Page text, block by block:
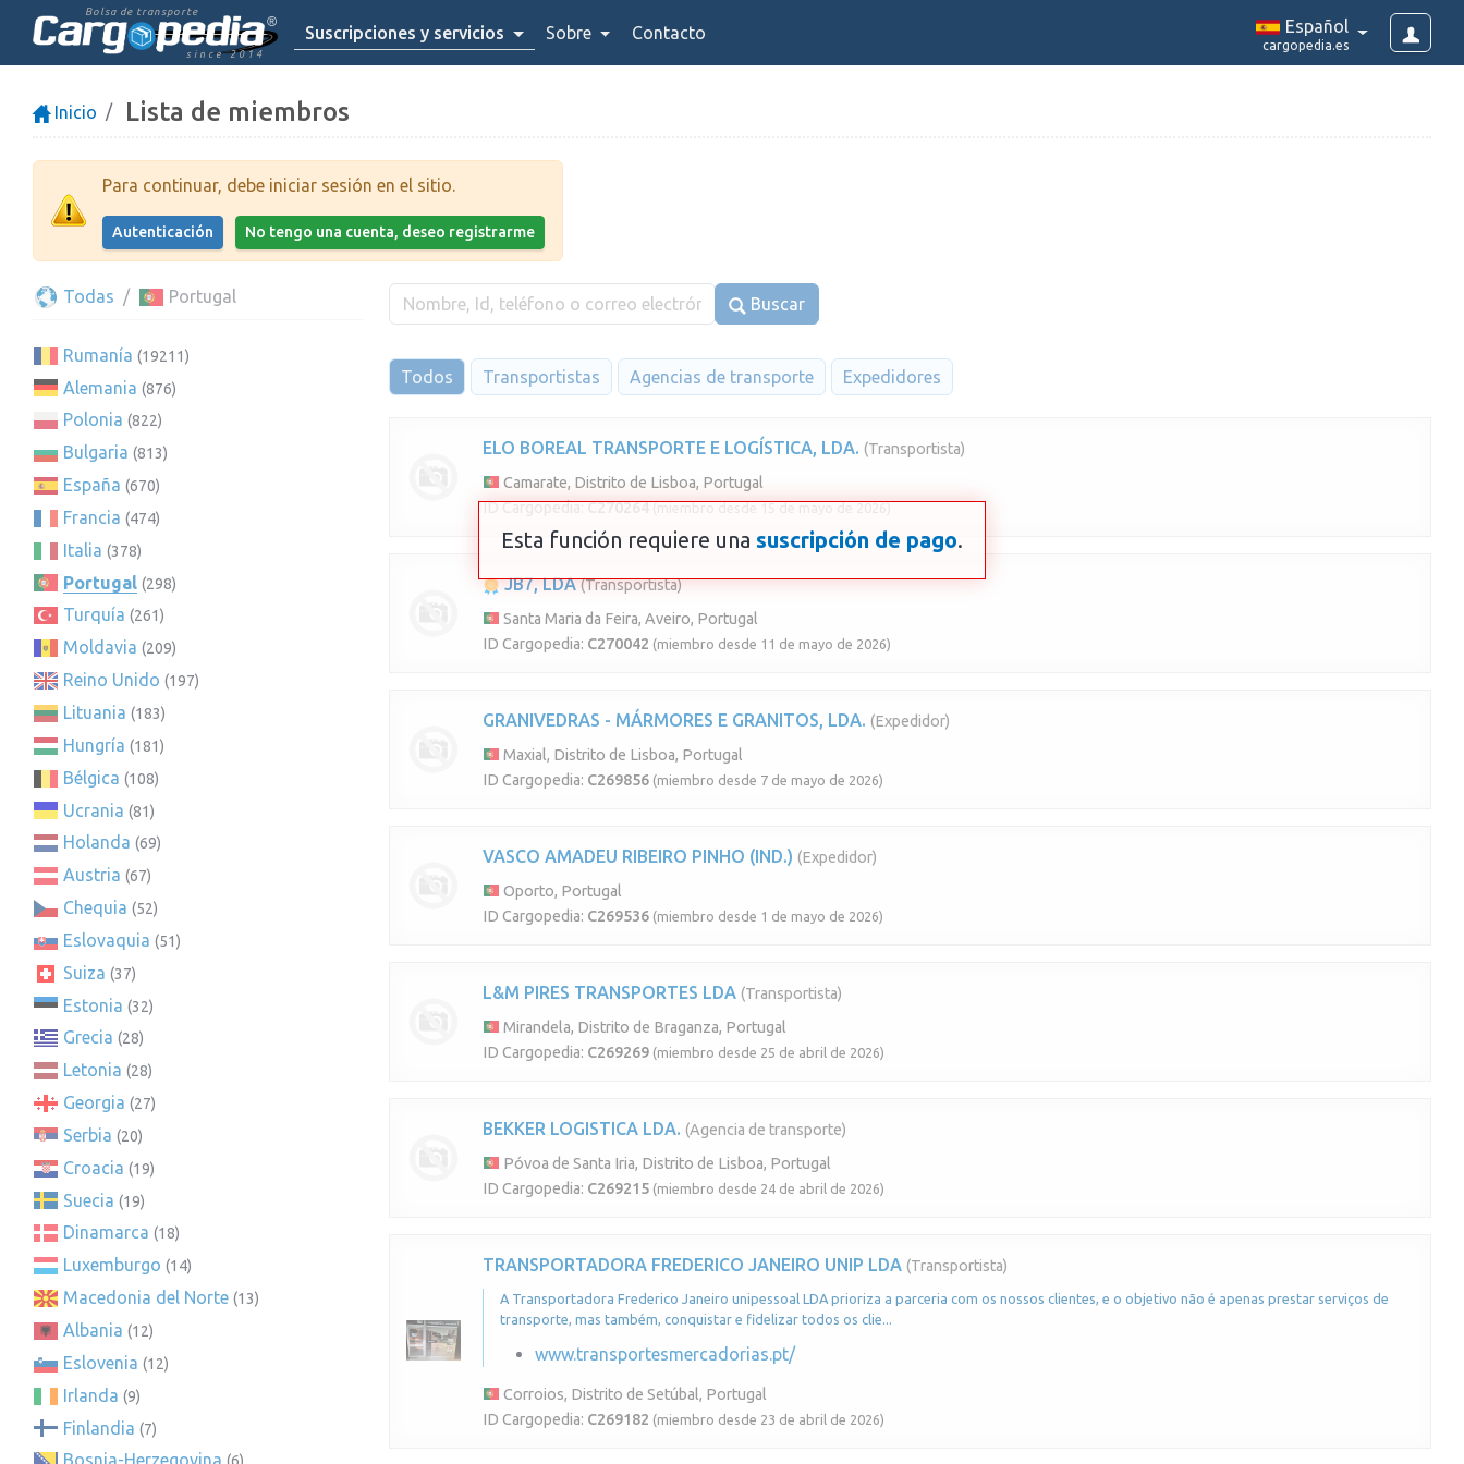
Bolsa de transporte
since 2014
Suscripciones y servicios Sobre Contacto Español
cargopedia.es
Inicio Lista de miembros
Para continuar, debe iniciar sesión en el sitio.
Autenticación No tengo una cuenta, deseo registrarme
Todas Portugal
Rumanía (19211)
Alemania (876)
Polonia (822)
Bulgaria (813)
España (670)
Francia (474)
Italia (378)
Portugal (298)
Turquía (261)
Moldavia (209)
Reino Unido (197)
Lituania (183)
Hungría (181)
Bélgica (108)
Ucrania (81)
Holanda (69)
Austria (67)
Chequia (52)
Eslovaquia (51)
Suiza (37)
Estonia (32)
Grecia (28)
Letonia (28)
Georgia (27)
Serbia (20)
Croacia (19)
Suecia (19)
Dinamarca (18)
Luxemburgo (14)
Macedonia del Norte (13)
Albania (12)
Eslovenia (12)
Irlanda (9)
Finlandia (7)
Bosnia-Herzegovina
Buscar
Todos Transportistas Agencias de transporte Expedidores
ELO BOREAL TRANSPORTE E LOGÍSTICA, LDA. (Transportista)
Camarate, Distrito de Lisboa, Portugal
ID Cargopedia:C270264 (miembro desde 15 de mayo de 2026)
JB7, LDA (Transportista)
Santa Maria da Feira, Aveiro, Portugal
ID Cargopedia: C270042 (miembro desde 11 de mayo de 2026)
GRANIVEDRAS - MÁRMORES E GRANITOS, LDA. (Expedidor)
Maxial, Distrito de Lisboa, Portugal
ID Cargopedia: C269856 (miembro desde 7 de mayo de 2026)
VASCO AMADEU RIBEIRO PINHO (IND.) (Expedidor)
Oporto, Portugal
ID Cargopedia: C269536 (miembro desde 1 de mayo de 2026)
L&M PIRES TRANSPORTES LDA (Transportista)
Mirandela, Distrito de Braganza, Portugal
ID Cargopedia: C269269 (miembro desde 25 de abril de 2026)
BEKKER LOGISTICA LDA. (Agencia de transporte)
Póvoa de Santa Iria, Distrito de Lisboa, Portugal
ID Cargopedia: C269215 (miembro desde 24 de abril de 2026)
TRANSPORTADORA FREDERICO JANEIRO UNIP LDA (Transportista)
A Transportadora Frederico Janeiro unipessoal LDA prioriza a parceria com os nossos clientes, e o objetivo não é apenas prestar serviços de
transporte, mas também, conquistar e fidelizar todos os clie...
www.transportesmercadorias.pt/
Corroios, Distrito de Setúbal, Portugal
ID Cargopedia: C269182 (miembro desde 23 de abril de 2026)
Esta función requiere una suscripción de pago.